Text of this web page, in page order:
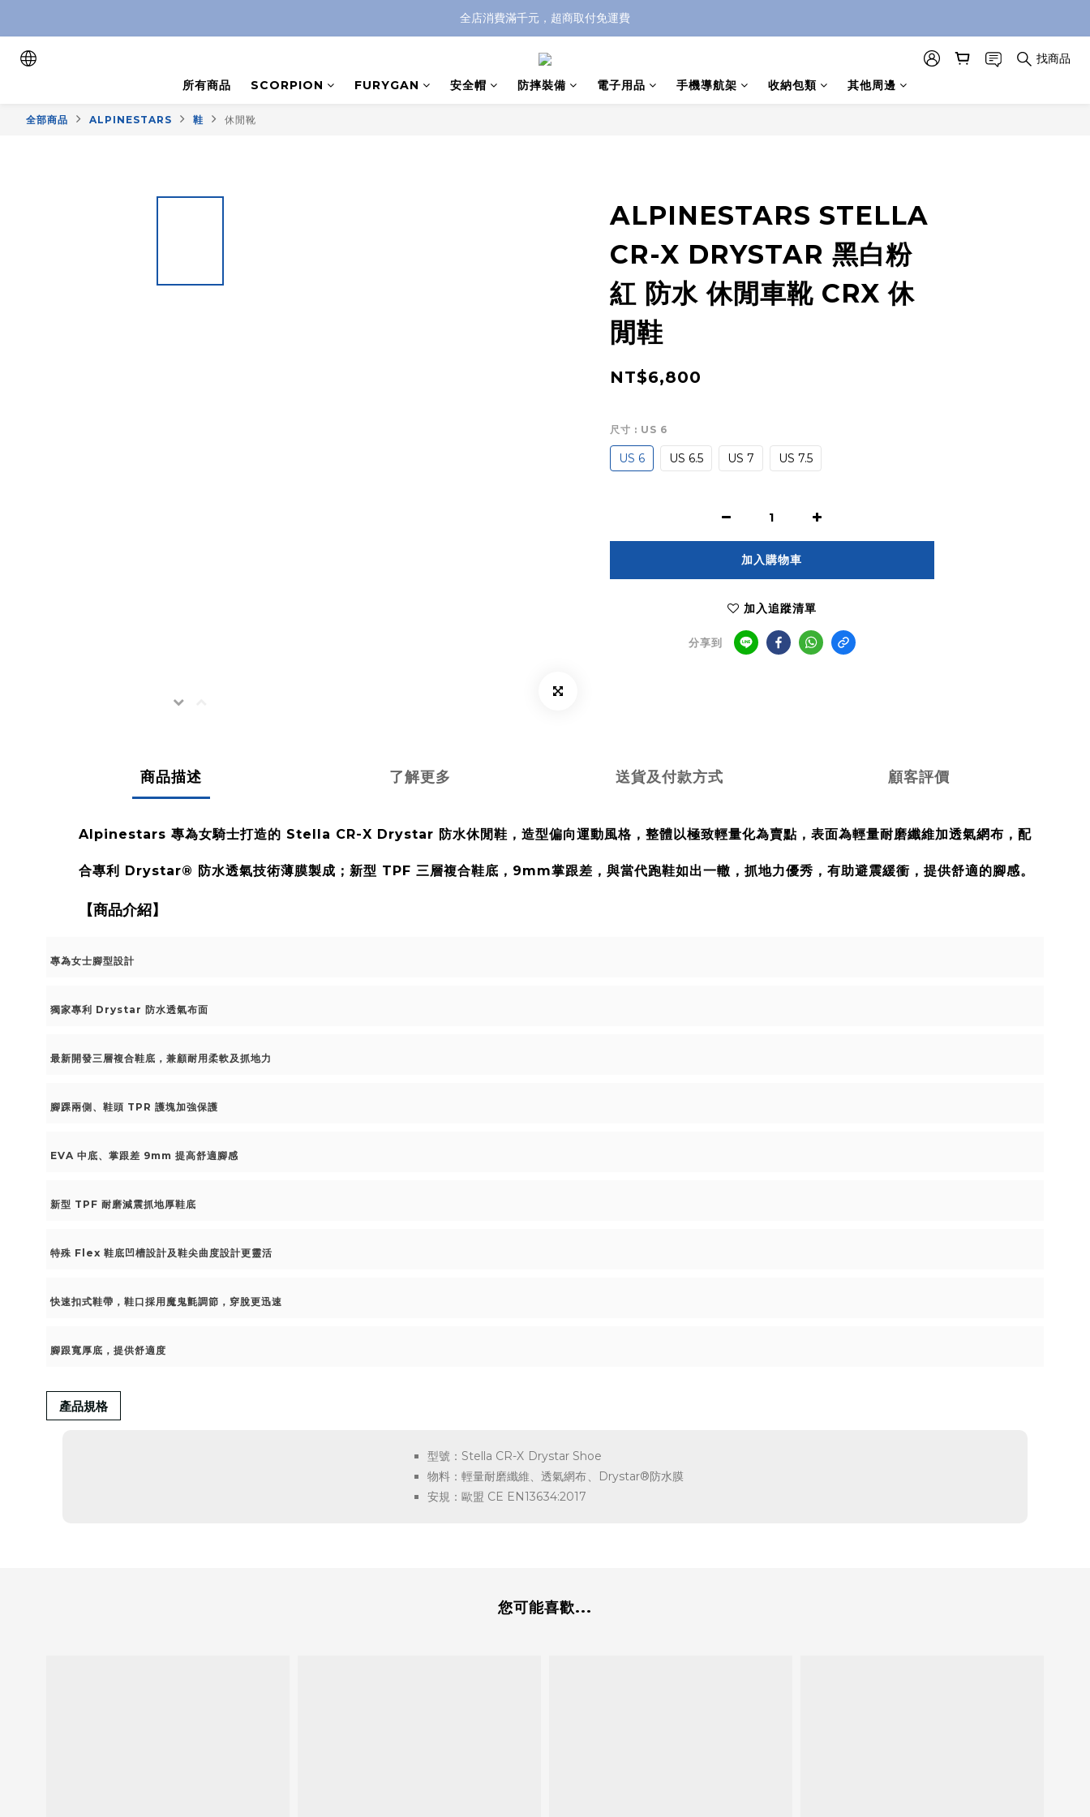
全店消費滿千元，超商取付免運費
全店消費滿千元，超商取付免運費
註冊即贈100元購物金，完整註冊加碼50元購物點數➟➟➟
全店消費滿千元，超商取付免運費
找商品
所有商品
SCORPION FURYGAN 安全帽 防摔裝備 電子用品 手機導航架 收納包類 其他周邊
全部商品 ALPINESTARS 鞋 休閒靴
ALPINESTARS STELLA
CR-X DRYSTAR 黑白粉
紅 防水 休閒車靴 CRX 休
閒鞋
NT$6,800
尺寸 : US 6
US 6 US 6.5 US 7 US 7.5
加入購物車
加入追蹤清單
分享到
商品描述 了解更多 送貨及付款方式 顧客評價
Alpinestars 專為女騎士打造的 Stella CR-X Drystar 防水休閒鞋，造型偏向運動風格，整體以極致輕量化為賣點，表面為輕量耐磨纖維加透氣網布，配
合專利 Drystar® 防水透氣技術薄膜製成；新型 TPF 三層複合鞋底，9mm掌跟差，與當代跑鞋如出一轍，抓地力優秀，有助避震緩衝，提供舒適的腳感。
【商品介紹】
專為女士腳型設計
獨家專利 Drystar 防水透氣布面
最新開發三層複合鞋底，兼顧耐用柔軟及抓地力
腳踝兩側、鞋頭 TPR 護塊加強保護
EVA 中底、掌跟差 9mm 提高舒適腳感
新型 TPF 耐磨減震抓地厚鞋底
特殊 Flex 鞋底凹槽設計及鞋尖曲度設計更靈活
快速扣式鞋帶，鞋口採用魔鬼氈調節，穿脫更迅速
腳跟寬厚底，提供舒適度
產品規格
型號：Stella CR-X Drystar Shoe
物料：輕量耐磨纖維、透氣網布、Drystar®防水膜
安規：歐盟 CE EN13634:2017
您可能喜歡...